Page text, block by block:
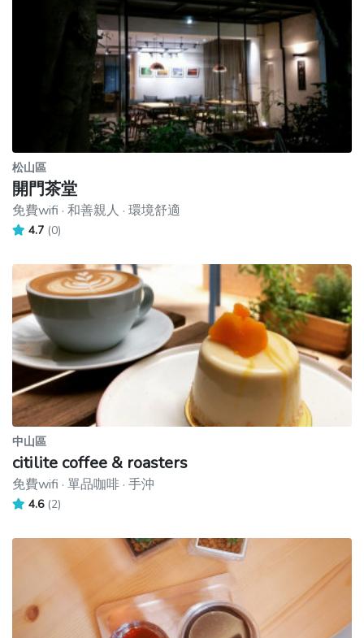
松山區
開門茶堂
免費wifi · 和善親人 · 環境舒適
4.7 (0)
中山區
citilite coffee & roasters
免費wifi · 單品咖啡 · 手沖
4.6 (2)